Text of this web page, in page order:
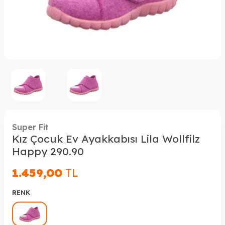
Super Fit
Kız Çocuk Ev Ayakkabısı Lila Wollfilz
Happy 290.90
1.459,00 TL
RENK